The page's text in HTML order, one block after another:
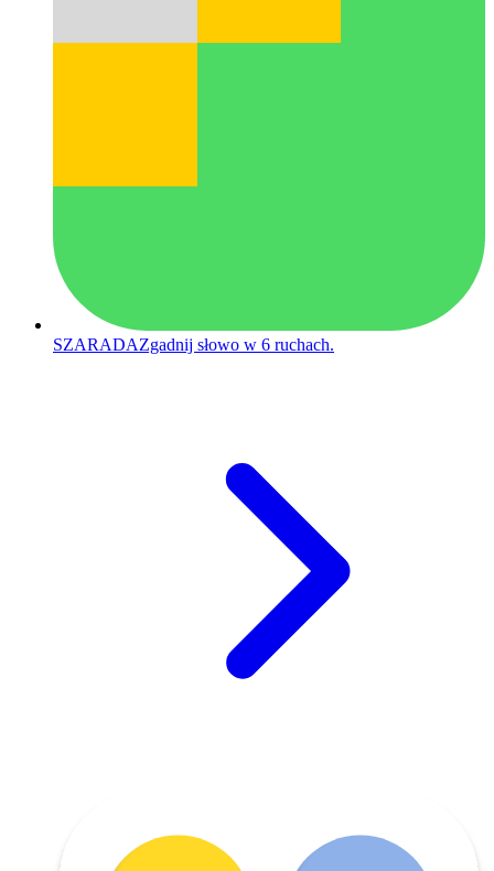
SZARADAZgadnij słowo w 6 ruchach.